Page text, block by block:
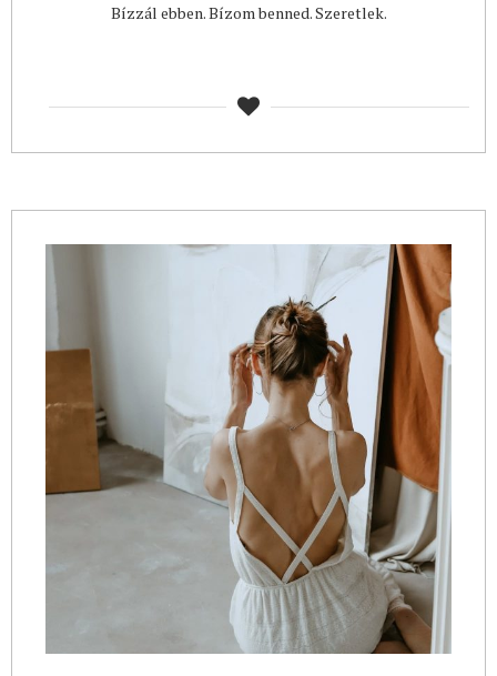
Bízzál ebben. Bízom benned. Szeretlek.